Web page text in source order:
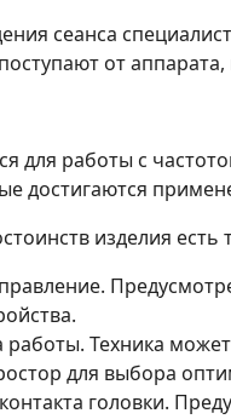
сеанса
от
для работы с
достигаются
изделия есть
Техника
для выбора
головки.